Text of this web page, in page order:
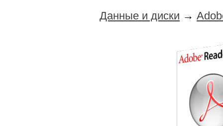
Данные и диски →